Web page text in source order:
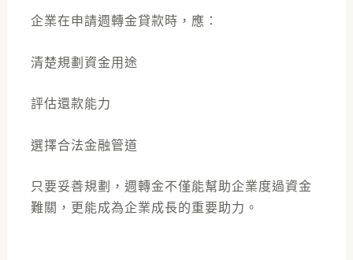
企業在申請週轉金貸款時，應：
清楚規劃資金用途
評估還款能力
選擇合法金融管道
只要妥善規劃，週轉金不僅能幫助企業度過資金
難關，更能成為企業成長的重要助力。